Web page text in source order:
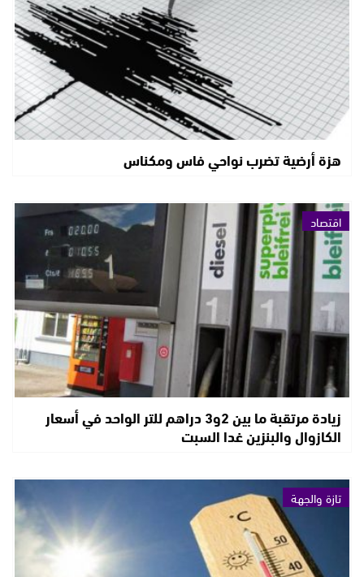
هزة أرضية تضرب نواحي فاس ومكناس
اقتصاد
زيادة مرتقبة ما بين 2و3 دراهم للتر الواحد في أسعار
الكازوال والبنزين غدا السبت
تازة والجهة